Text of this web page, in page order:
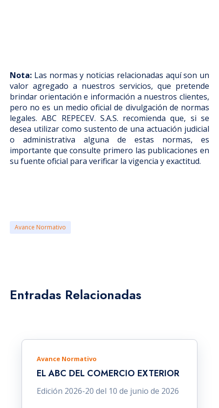
Nota: Las normas y noticias relacionadas aquí son un
valor agregado a nuestros servicios, que pretende
brindar orientación e información a nuestros clientes,
pero no es un medio oficial de divulgación de normas
legales. ABC REPECEV. S.A.S. recomienda que, si se
desea utilizar como sustento de una actuación judicial
o administrativa alguna de estas normas, es
importante que consulte primero las publicaciones en
su fuente oficial para verificar la vigencia y exactitud.
Avance Normativo
Entradas Relacionadas
Avance Normativo
EL ABC DEL COMERCIO EXTERIOR
Edición 2026-20 del 10 de junio de 2026